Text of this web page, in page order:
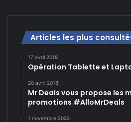
Articles les plus
17 avril 2018
Opération Tablette et
20 avril 2018
Mr Deals vous propose les
promotions #AlloMrDeals
1 novembre 2022